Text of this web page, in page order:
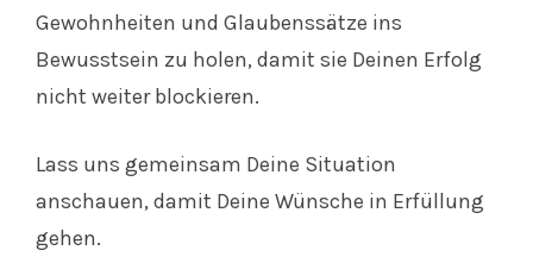
Gewohnheiten und Glaubenssätze ins
Bewusstsein zu holen, damit sie Deinen Erfolg
nicht weiter blockieren.
Lass uns gemeinsam Deine Situation
anschauen, damit Deine Wünsche in Erfüllung
gehen.